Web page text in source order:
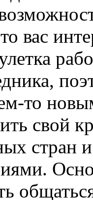
вас
то
свой
стран